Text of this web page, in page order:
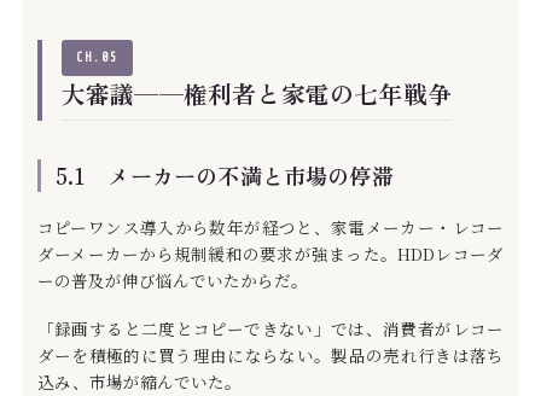
CH.05
大審議——権利者と家電の七年戦争
5.1 メーカーの不満と市場の停滞
コピーワンス導入から数年が経つと、家電メーカー・レコー
ダーメーカーから規制緩和の要求が強まった。HDDレコーダ
ーの普及が伸び悩んでいたからだ。
「録画すると二度とコピーできない」では、消費者がレコー
ダーを積極的に買う理由にならない。製品の売れ行きは落ち
込み、市場が縮んでいた。